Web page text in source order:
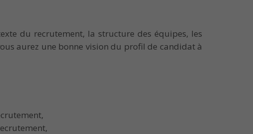
du recrutement, la structure des équipes, les
aurez une bonne vision du profil de candidat à